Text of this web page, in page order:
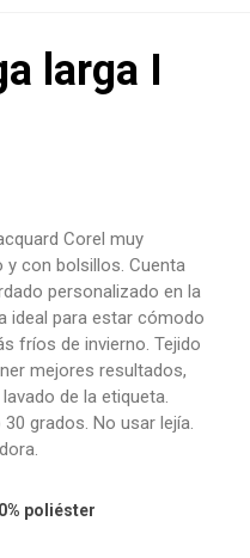
larga I
Corel muy
y con bolsillos. Cuenta
personalizado en la
ideal para estar cómodo
fríos de invierno. Tejido
mejores resultados,
de la etiqueta.
grados. No usar lejía.
poliéster